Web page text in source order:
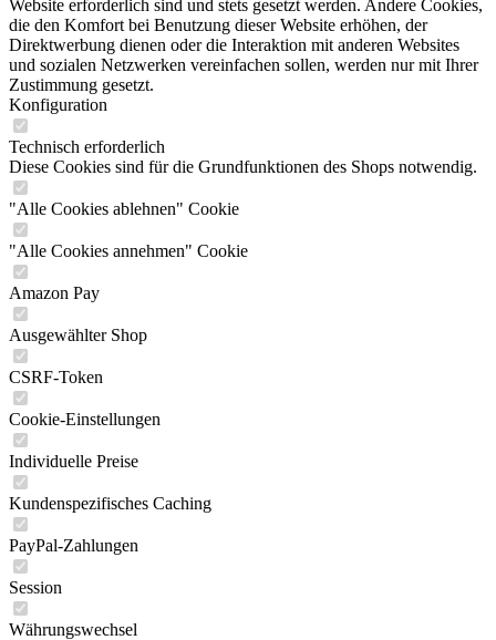
Website erforderlich sind und stets gesetzt werden. Andere Cookies,
die den Komfort bei Benutzung dieser Website erhöhen, der
Direktwerbung dienen oder die Interaktion mit anderen Websites
und sozialen Netzwerken vereinfachen sollen, werden nur mit Ihrer
Zustimmung gesetzt.
Konfiguration
Technisch erforderlich
Diese Cookies sind für die Grundfunktionen des Shops notwendig.
"Alle Cookies ablehnen" Cookie
"Alle Cookies annehmen" Cookie
Amazon Pay
Ausgewählter Shop
CSRF-Token
Cookie-Einstellungen
Individuelle Preise
Kundenspezifisches Caching
PayPal-Zahlungen
Session
Währungswechsel